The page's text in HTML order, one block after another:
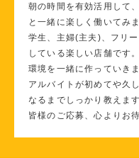
朝の時間を有効活用して
と一緒に楽しく働いてみ
学生、主婦(主夫)、フリ
している楽しい店舗です
環境を一緒に作っていき
アルバイトが初めてや久
なるまでしっかり教えま
皆様のご応募、心よりお